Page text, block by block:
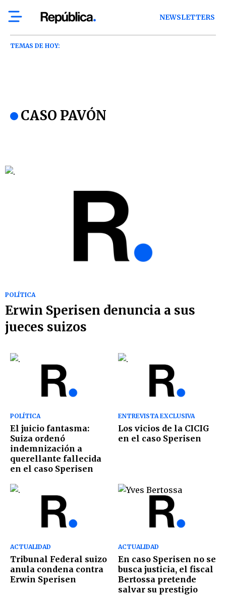
NEWSLETTERS
TEMAS DE HOY:
CASO PAVÓN
POLÍTICA
Erwin Sperisen denuncia a sus
jueces suizos
POLÍTICA
El juicio fantasma:
Suiza ordenó
indemnización a
querellante fallecida
en el caso Sperisen
ENTREVISTA EXCLUSIVA
Los vicios de la CICIG
en el caso Sperisen
ACTUALIDAD
Tribunal Federal suizo
anula condena contra
Erwin Sperisen
ACTUALIDAD
En caso Sperisen no se
busca justicia, el fiscal
Bertossa pretende
salvar su prestigio